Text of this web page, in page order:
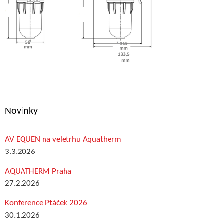
Novinky
AV EQUEN na veletrhu Aquatherm
3.3.2026
AQUATHERM Praha
27.2.2026
Konference Ptáček 2026
30.1.2026